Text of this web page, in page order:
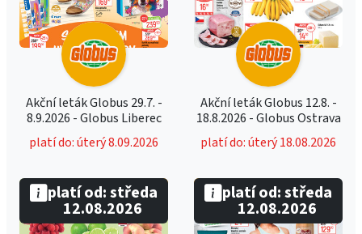
Akční leták Globus 29.7. -
8.9.2026 - Globus Liberec
platí do: úterý 8.09.2026
Akční leták Globus 12.8. -
18.8.2026 - Globus Ostrava
platí do: úterý 18.08.2026
platí od: středa
12.08.2026
platí od: středa
12.08.2026